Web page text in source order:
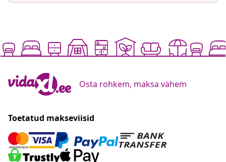
Osta rohkem, maksa vähem
Toetatud makseviisid